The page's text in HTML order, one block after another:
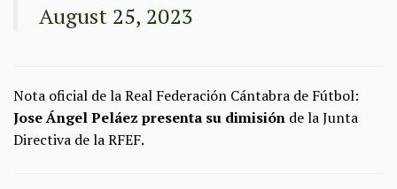
August 25, 2023
Nota oficial de la Real Federación Cántabra de Fútbol:
Jose Ángel Peláez presenta su dimisión de la Junta
Directiva de la RFEF.